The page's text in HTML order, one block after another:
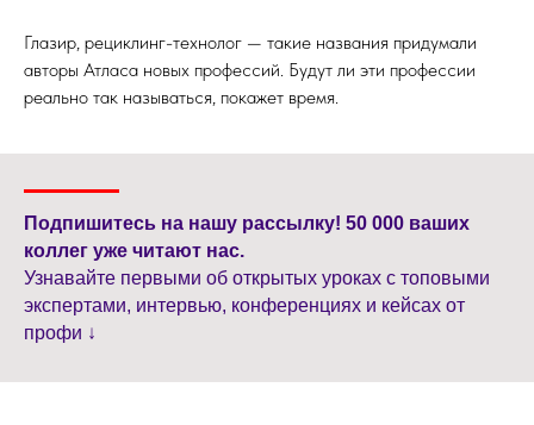
Глазир, рециклинг-технолог — такие названия придумали
авторы Атласа новых профессий. Будут ли эти профессии
реально так называться, покажет время.
Подпишитесь на нашу рассылку! 50 000 ваших
коллег уже читают нас.
Узнавайте первыми об открытых уроках с топовыми
экспертами, интервью, конференциях и кейсах от
профи ↓